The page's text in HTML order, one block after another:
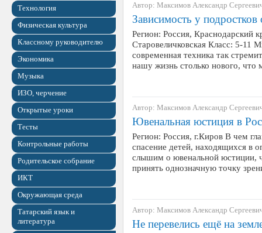
Технология
Физическая культура
Классному руководителю
Экономика
Музыка
ИЗО, черчение
Открытые уроки
Тесты
Контрольные работы
Родительское собрание
ИКТ
Окружающая среда
Татарский язык и
литература
Автор: Максимов Александр
Зависимость у
Регион: Россия, Краснодарский
Старовеличковская Класс: 5-11
современная техника так
нашу жизнь столько нового,
Автор: Максимов Александр
Ювенальная юстиция в
Регион: Россия, г.Киров В чем
спасение детей, находящихся в
слышим о ювенальной юстиции,
принять однозначную точку
Автор: Максимов Александр
Не перевелись ещё на